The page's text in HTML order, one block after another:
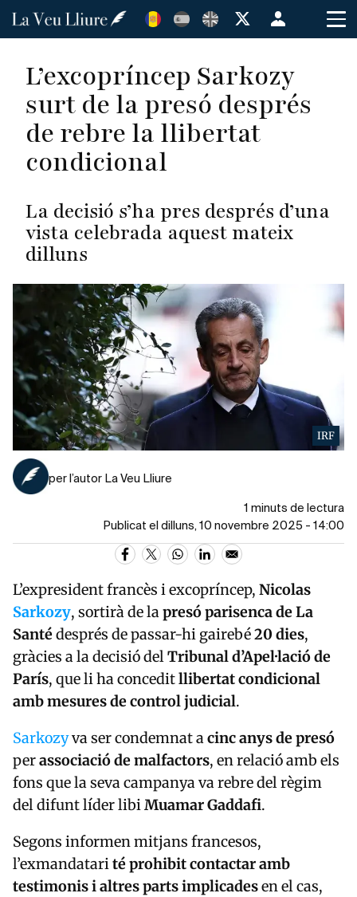
Vés
Menú
de
de
usuario
L’excopríncep Sarkozy
surt de la presó després
de rebre la llibertat
condicional
La decisió s’ha pres després d’una
vista celebrada aquest mateix
dilluns
IRF
per l’autor La Veu Lliure
1 minuts de lectura
Publicat el dilluns, 10 novembre 2025 - 14:00
L’expresident francès i excopríncep, Nicolas
Sarkozy, sortirà de lapresó parisenca de La
Santédesprés de passar-hi gairebé20 dies,
gràcies a la decisió delTribunal d’Apel·lació de
París, que li ha conceditllibertat condicional
amb mesures de control judicial.
Sarkozyva ser condemnat acinc anys de presó
perassociació de malfactors, en relació amb els
fons que la seva campanya va rebre del règim
del difunt líder libiMuamar Gaddafi.
Segons informen mitjans francesos,
l’exmandatarité prohibit contactar amb
testimonis i altres parts implicadesen el cas,